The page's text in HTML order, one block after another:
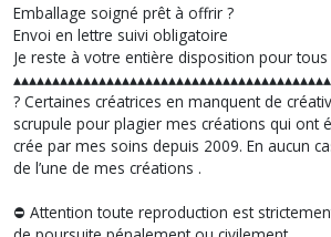
Emballage soigné prêt à offrir ?
Envoi en lettre suivi obligatoire
Je reste à votre entière disposition pour
? Certaines créatrices en manquent de
scrupule pour plagier mes créations qui ont
crée par mes soins depuis 2009. En aucun
de l’une de mes créations .
⛔️ Attention toute reproduction est